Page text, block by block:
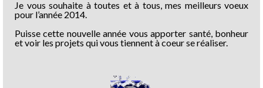
Je vous souhaite à toutes et à tous, mes meilleurs voeux
pour l’année 2014.
Puisse cette nouvelle année vous apporter santé, bonheur
et voir les projets qui vous tiennent à coeur se réaliser.